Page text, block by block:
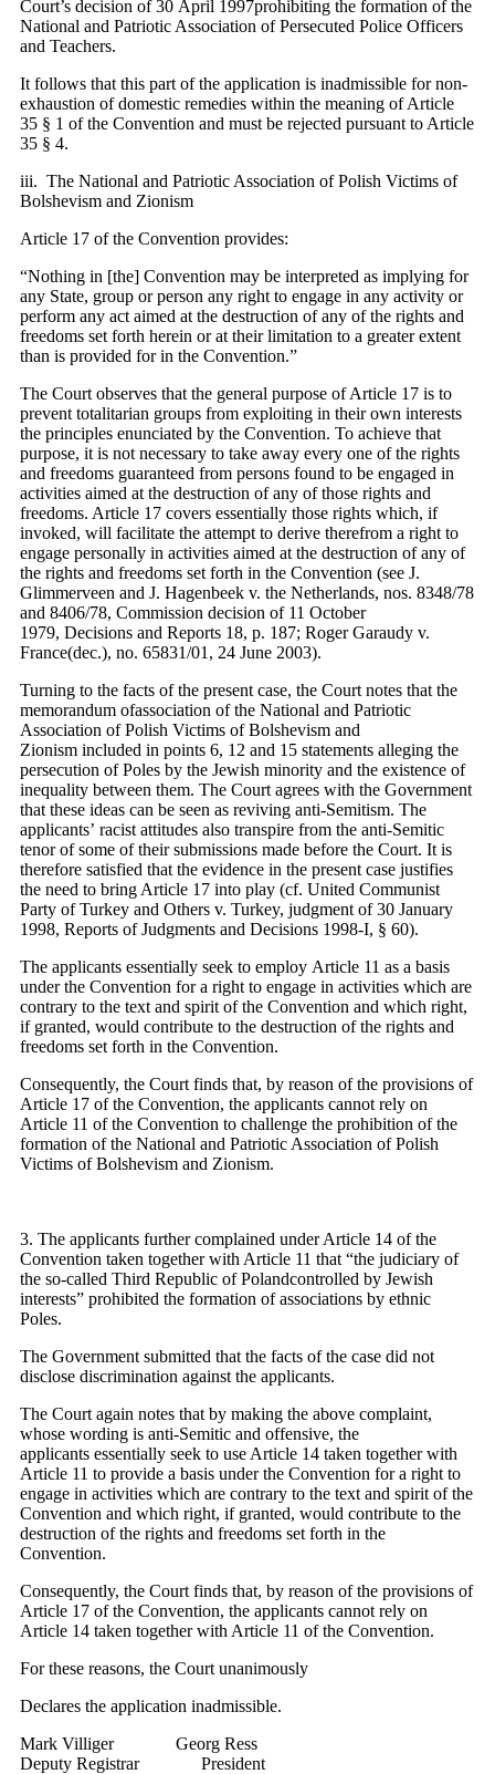
Court’s decision of 30 April 1997prohibiting the formation of the
National and Patriotic Association of Persecuted Police Officers
and Teachers.
It follows that this part of the application is inadmissible for non-
exhaustion of domestic remedies within the meaning of Article
35 § 1 of the Convention and must be rejected pursuant to Article
35 § 4.
iii. The National and Patriotic Association of Polish Victims of
Bolshevism and Zionism
Article 17 of the Convention provides:
“Nothing in [the] Convention may be interpreted as implying for
any State, group or person any right to engage in any activity or
perform any act aimed at the destruction of any of the rights and
freedoms set forth herein or at their limitation to a greater extent
than is provided for in the Convention.”
The Court observes that the general purpose of Article 17 is to
prevent totalitarian groups from exploiting in their own interests
the principles enunciated by the Convention. To achieve that
purpose, it is not necessary to take away every one of the rights
and freedoms guaranteed from persons found to be engaged in
activities aimed at the destruction of any of those rights and
freedoms. Article 17 covers essentially those rights which, if
invoked, will facilitate the attempt to derive therefrom a right to
engage personally in activities aimed at the destruction of any of
the rights and freedoms set forth in the Convention (see J.
Glimmerveen and J. Hagenbeek v. the Netherlands, nos. 8348/78
and 8406/78, Commission decision of 11 October
1979, Decisions and Reports 18, p. 187; Roger Garaudy v.
France(dec.), no. 65831/01, 24 June 2003).
Turning to the facts of the present case, the Court notes that the
memorandum ofassociation of the National and Patriotic
Association of Polish Victims of Bolshevism and
Zionism included in points 6, 12 and 15 statements alleging the
persecution of Poles by the Jewish minority and the existence of
inequality between them. The Court agrees with the Government
that these ideas can be seen as reviving anti-Semitism. The
applicants’ racist attitudes also transpire from the anti-Semitic
tenor of some of their submissions made before the Court. It is
therefore satisfied that the evidence in the present case justifies
the need to bring Article 17 into play (cf. United Communist
Party of Turkey and Others v. Turkey, judgment of 30 January
1998, Reports of Judgments and Decisions 1998-I, § 60).
The applicants essentially seek to employ Article 11 as a basis
under the Convention for a right to engage in activities which are
contrary to the text and spirit of the Convention and which right,
if granted, would contribute to the destruction of the rights and
freedoms set forth in the Convention.
Consequently, the Court finds that, by reason of the provisions of
Article 17 of the Convention, the applicants cannot rely on
Article 11 of the Convention to challenge the prohibition of the
formation of the National and Patriotic Association of Polish
Victims of Bolshevism and Zionism.
3. The applicants further complained under Article 14 of the
Convention taken together with Article 11 that “the judiciary of
the so-called Third Republic of Polandcontrolled by Jewish
interests” prohibited the formation of associations by ethnic
Poles.
The Government submitted that the facts of the case did not
disclose discrimination against the applicants.
The Court again notes that by making the above complaint,
whose wording is anti-Semitic and offensive, the
applicants essentially seek to use Article 14 taken together with
Article 11 to provide a basis under the Convention for a right to
engage in activities which are contrary to the text and spirit of the
Convention and which right, if granted, would contribute to the
destruction of the rights and freedoms set forth in the
Convention.
Consequently, the Court finds that, by reason of the provisions of
Article 17 of the Convention, the applicants cannot rely on
Article 14 taken together with Article 11 of the Convention.
For these reasons, the Court unanimously
Declares the application inadmissible.
Mark Villiger Georg Ress
Deputy Registrar President